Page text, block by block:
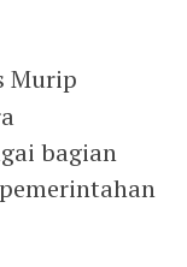
Murip
bagian